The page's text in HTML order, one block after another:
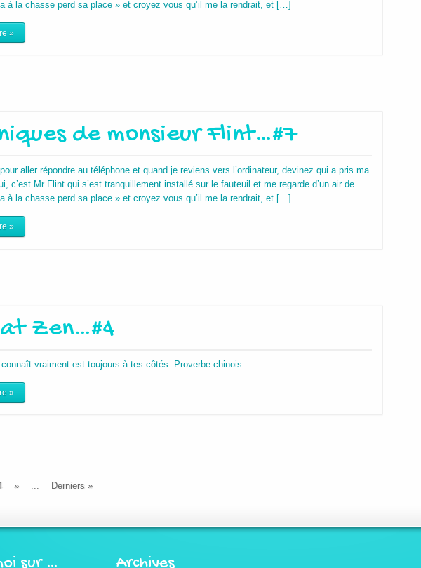
à la chasse perd sa place » et croyez vous qu’il me la rendrait, et […]
»
de monsieur Flint…#7
aller répondre au téléphone et quand je reviens vers l’ordinateur, devinez qui a pris ma
c’est Mr Flint qui s’est tranquillement installé sur le fauteuil et me regarde d’un air de
à la chasse perd sa place » et croyez vous qu’il me la rendrait, et […]
»
Zen…#4
connaît vraiment est toujours à tes côtés. Proverbe chinois
»
» Derniers »
sur … Archives